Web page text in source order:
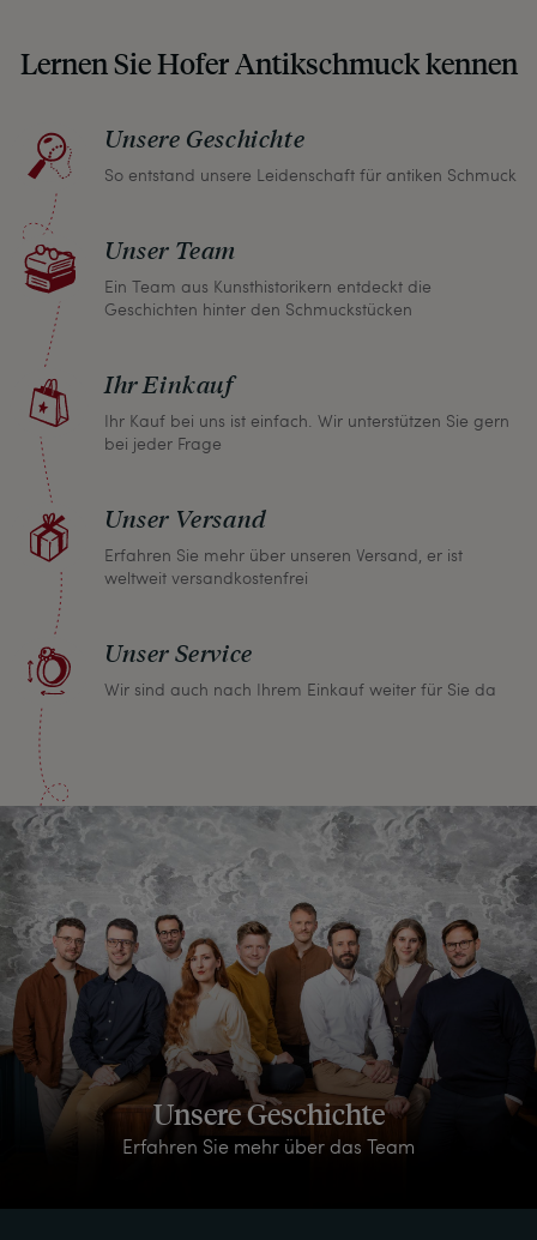
Lernen Sie Hofer Antikschmuck kennen
Unsere Geschichte
So entstand unsere Leidenschaft für antiken Schmuck
Unser Team
Ein Team aus Kunsthistorikern entdeckt die
Geschichten hinter den Schmuckstücken
Ihr Einkauf
Ihr Kauf bei uns ist einfach. Wir unterstützen Sie gern
bei jeder Frage
Unser Versand
Erfahren Sie mehr über unseren Versand, er ist
weltweit versandkostenfrei
Unser Service
Wir sind auch nach Ihrem Einkauf weiter für Sie da
Unsere Geschichte
Erfahren Sie mehr über das Team